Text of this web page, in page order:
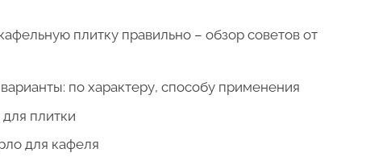
плитку правильно – обзор советов от
по характеру, способу применения
плитки
для кафеля